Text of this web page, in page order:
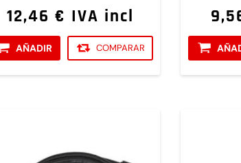
12,46 € IVA incl
AÑADIR COMPARAR